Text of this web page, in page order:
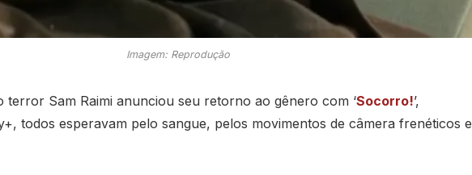
Imagem: Reprodução
terror Sam Raimi anunciou seu retorno ao gênero com ‘Socorro!’,
todos esperavam pelo sangue, pelos movimentos de câmera frenéticos e